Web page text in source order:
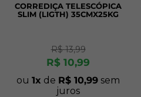
CORREDIÇA TELESCÓPICA
SLIM (LIGTH) 35CMX25KG
R$ 13,99
R$ 10,99
ou 1 de R$ 10,99 sem
juros